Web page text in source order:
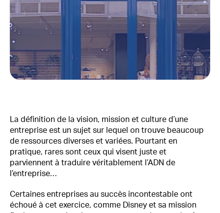
La définition de la vision, mission et culture d’une
entreprise est un sujet sur lequel on trouve beaucoup
de ressources diverses et variées. Pourtant en
pratique, rares sont ceux qui visent juste et
parviennent à traduire véritablement l’ADN de
l’entreprise…
Certaines entreprises au succès incontestable ont
échoué à cet exercice, comme Disney et sa mission